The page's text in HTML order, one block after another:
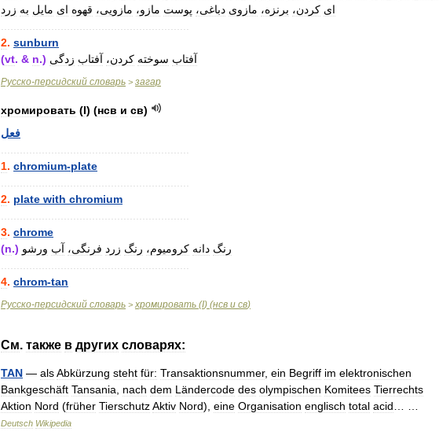
ای کردن، برنزه، مازوی دباغی، پوست مازو، مازویی، قهوه ای مایل به زرد
2. sunburn
(vt. & n.) آفتاب سوخته کردن، آفتاب زدگی
Русско-персидский словарь > загар
хромировать (I) (нсв и св)
فعل
1. chromium-plate
2. plate with chromium
3. chrome
(n.) رنگ دانه کرومیوم، رنگ زرد فرنگی، آب ورشو
4. chrom-tan
Русско-персидский словарь > хромировать (I) (нсв и св)
См. также в других словарях:
TAN — alsAbkürzung steht für: Transaktionsnummer, ein Begriff im elektronischen
Bankgeschäft Tansania nach dem Ländercode des olympischen Komitees Tierrechts
Aktion Nord (früher TierschutzAktiv Nord), eine Organisation englisch total acid
Deutsch Wikipedia